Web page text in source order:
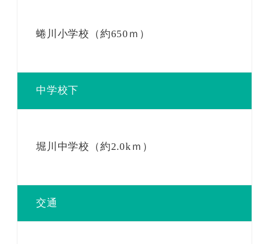
蜷川小学校（約650ｍ）
中学校下
堀川中学校（約2.0kｍ）
交通